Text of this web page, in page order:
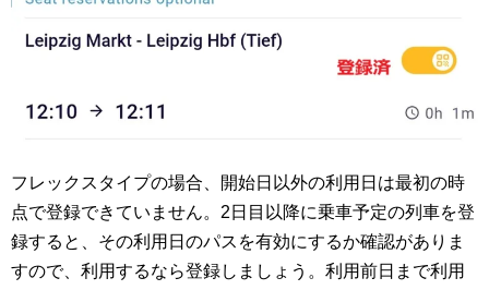
フレックスタイプの場合、開始日以外の利用日は最初の時
点で登録できていません。2日目以降に乗車予定の列車を登
録すると、その利用日のパスを有効にするか確認がありま
すので、利用するなら登録しましょう。利用前日まで利用